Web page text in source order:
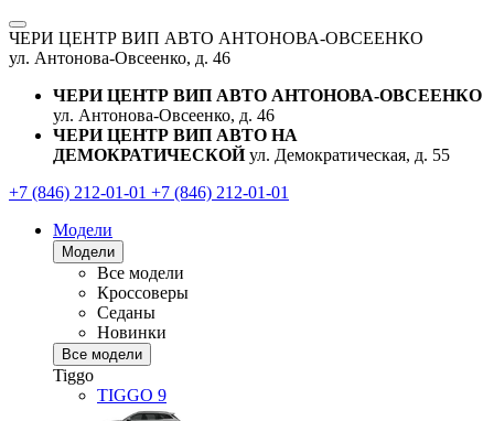
ЧЕРИ ЦЕНТР ВИП АВТО АНТОНОВА-ОВСЕЕНКО
ул. Антонова-Овсеенко, д. 46
ЧЕРИ ЦЕНТР ВИП АВТО АНТОНОВА-ОВСЕЕНКО
ул. Антонова-Овсеенко, д. 46
ЧЕРИ ЦЕНТР ВИП АВТО НА
ДЕМОКРАТИЧЕСКОЙ ул. Демократическая, д. 55
+7 (846) 212-01-01 +7 (846) 212-01-01
Модели
Модели
Все модели
Кроссоверы
Седаны
Новинки
Все модели
Tiggo
TIGGO 9